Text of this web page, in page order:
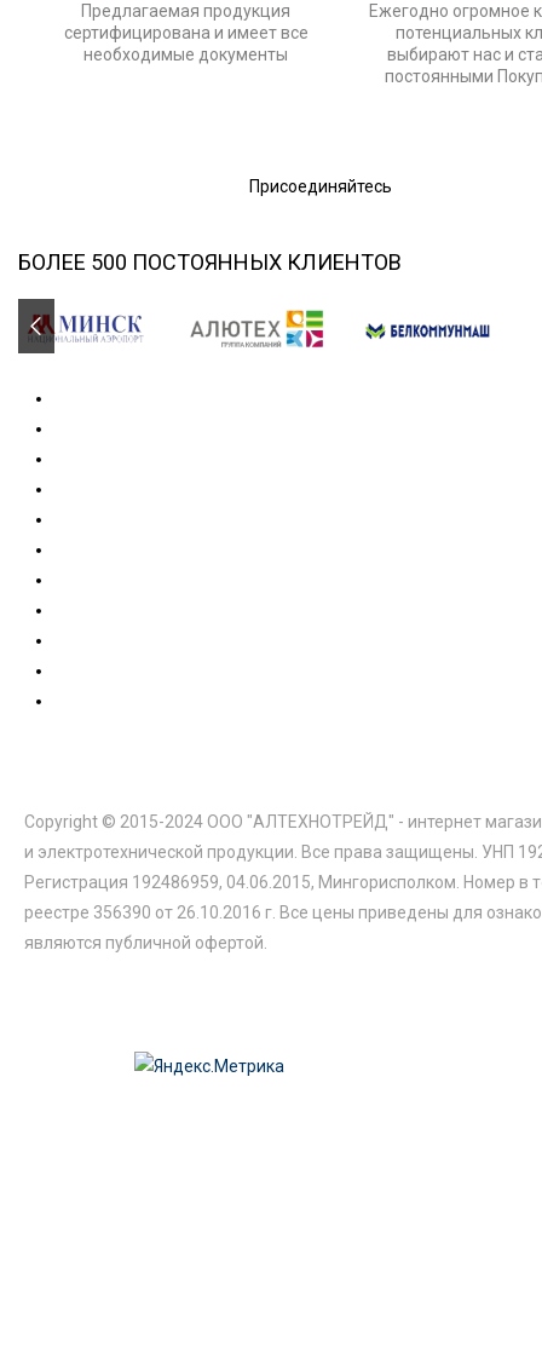
Предлагаемая продукция
сертифицирована и имеет все
необходимые документы
Ежегодно огромное
потенциальных
выбирают нас и
постоянными
Присоединяйтесь
БОЛЕЕ 500 ПОСТОЯННЫХ КЛИЕНТОВ
Copyright © 2015-2024 ООО "АЛТЕХНОТРЕЙД" - интернет
и электротехнической продукции. Все права защищены. УНП
Регистрация 192486959, 04.06.2015, Мингорисполком. Номер в
реестре 356390 от 26.10.2016 г. Все цены приведены для
являются публичной офертой.